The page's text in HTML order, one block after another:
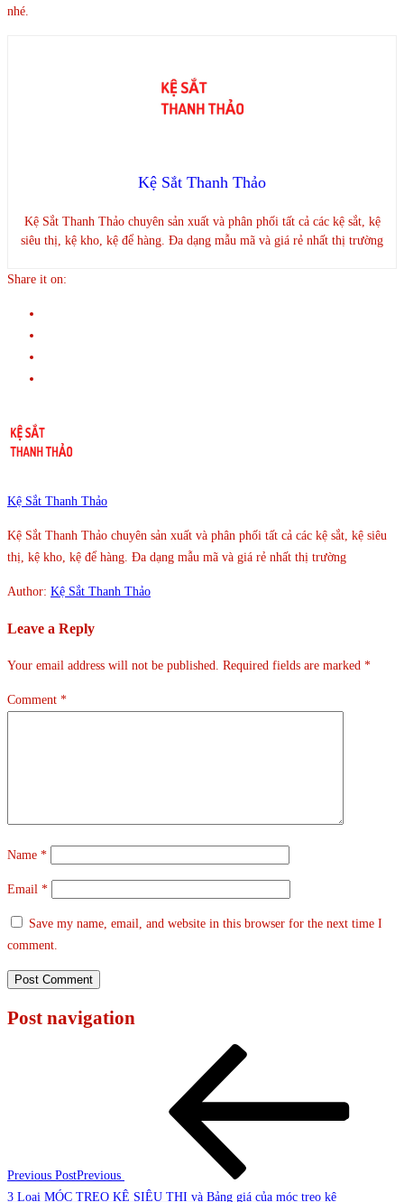
nhé.
Kệ Sắt Thanh Thảo
Kệ Sắt Thanh Thảo chuyên sản xuất và phân phối tất cả các kệ sắt, kệ
siêu thị, kệ kho, kệ để hàng. Đa dạng mẫu mã và giá rẻ nhất thị trường
Share it on:
Kệ Sắt Thanh Thảo
Kệ Sắt Thanh Thảo chuyên sản xuất và phân phối tất cả các kệ sắt, kệ siêu
thị, kệ kho, kệ để hàng. Đa dạng mẫu mã và giá rẻ nhất thị trường
Author: Kệ Sắt Thanh Thảo
Leave a Reply
Your email address will not be published. Required fields are marked *
Comment *
Name *
Email *
Save my name, email, and website in this browser for the next time I
comment.
Post navigation
Previous PostPrevious
3 Loại MÓC TREO KỆ SIÊU THỊ và Bảng giá của móc treo kệ